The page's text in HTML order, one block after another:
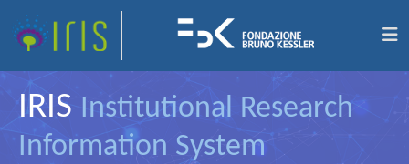
IRIS Institutional Research
Information System